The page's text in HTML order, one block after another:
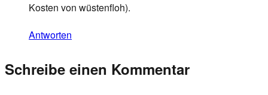
Kosten von wüstenfloh).
Antworten
Schreibe einen Kommentar